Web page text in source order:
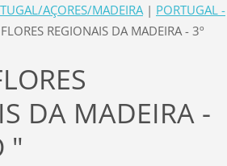
AÇORES/MADEIRA | PORTUGAL -
REGIONAIS DA MADEIRA - 3º
DA MADEIRA -
"